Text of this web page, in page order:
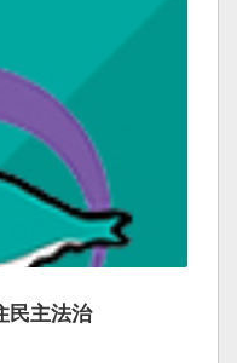
民主法治